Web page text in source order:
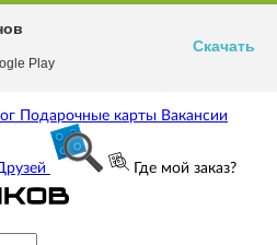
Подарочные карты Вакансии
Где мой заказ?
Play
Скачать